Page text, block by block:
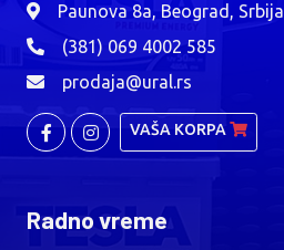
Paunova 8a, Beograd, Srbija
(381) 069 4002 585
prodaja@ural.rs
VAŠA KORPA
Radno vreme